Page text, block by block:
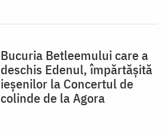
Bucuria Betleemului care a
deschis Edenul, împărtășită
ieșenilor la Concertul de
colinde de la Agora